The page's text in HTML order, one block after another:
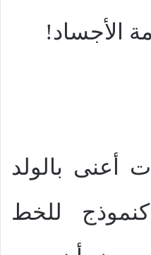
الأجساد!
أعنى بالولد
للخط